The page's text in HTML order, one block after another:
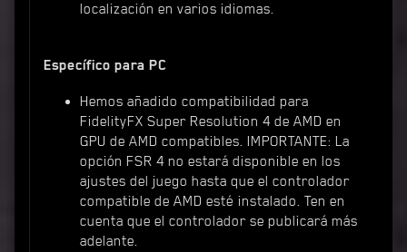
localización en varios idiomas.
Específico para PC
Hemos añadido compatibilidad para
FidelityFX Super Resolution 4 de AMD en
GPU de AMD compatibles. IMPORTANTE: La
opción FSR 4 no estará disponible en los
ajustes del juego hasta que el controlador
compatible de AMD esté instalado. Ten en
cuenta que el controlador se publicará más
adelante.